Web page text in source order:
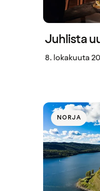
Juhlista
8. lokakuuta
NORJA